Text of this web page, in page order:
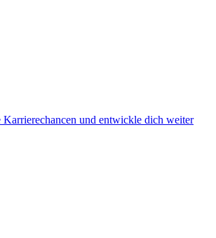
Karrierechancen und entwickle dich weiter